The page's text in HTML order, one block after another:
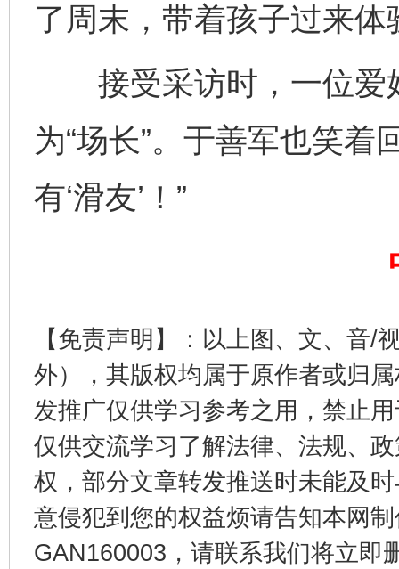
了周末，带着孩子过来
接受采访时，一位爱
为“场长”。于善军也笑着
有‘滑友’！”
【免责声明】：以上图、文、音/
外），其版权均属于原作者或归
发推广仅供学习参考之用，禁止
仅供交流学习了解法律、法规、
权，部分文章转发推送时未能及
意侵犯到您的权益烦请告知本网
GAN160003，请联系我们将立即
千年窑火 生生不息 一